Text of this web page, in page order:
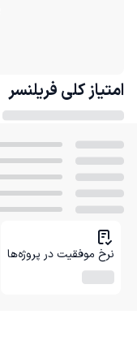
امتیاز کلی فریلنسر
نرخ موفقیت در پروژه‌ها